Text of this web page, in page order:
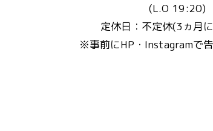
(L.O 19:20)
定休日：不定休(3ヵ月
※事前にHP・Instagramで